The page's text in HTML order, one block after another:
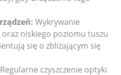
Wykrywanie
niskiego poziomu tuszu
się o zbliżającym się
Regularne czyszczenie optyki